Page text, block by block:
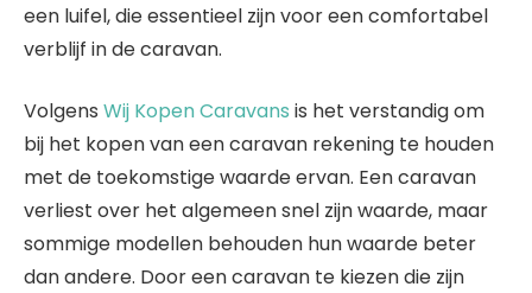
een luifel, die essentieel zijn voor een comfortabel
verblijf in de caravan.
Volgens Wij Kopen Caravans is het verstandig om
bij het kopen van een caravan rekening te houden
met de toekomstige waarde ervan. Een caravan
verliest over het algemeen snel zijn waarde, maar
sommige modellen behouden hun waarde beter
dan andere. Door een caravan te kiezen die zijn